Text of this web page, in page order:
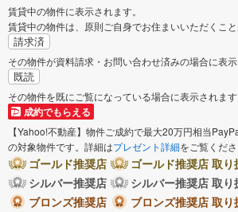
賃貸中の物件に表示されます。
賃貸中の物件は、原則ご自身でお住まいいただくこと
請求済
その物件が資料請求・お問い合わせ済みの場合に表示
既読
その物件を既にご覧になっている場合に表示されます
成約でもらえる
【Yahoo!不動産】物件ご成約で最大20万円相当
の対象物件です。詳細はプレゼント詳細をご覧くださ
ゴールド推奨店
ゴールド推奨店 取り
シルバー推奨店
シルバー推奨店 取り
ブロンズ推奨店
ブロンズ推奨店 取り